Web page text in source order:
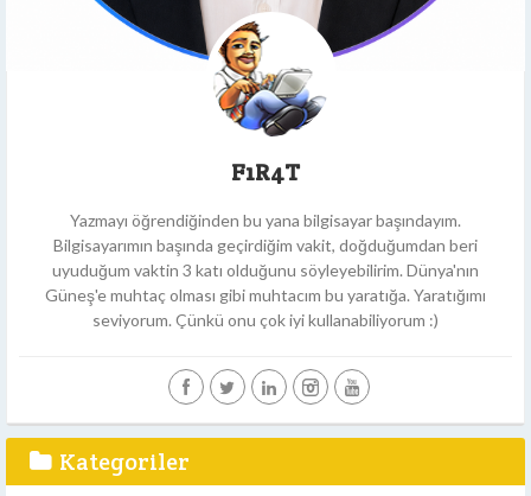
F1R4T
Yazmayı öğrendiğinden bu yana bilgisayar başındayım.
Bilgisayarımın başında geçirdiğim vakit, doğduğumdan beri
uyuduğum vaktin 3 katı olduğunu söyleyebilirim. Dünya'nın
Güneş'e muhtaç olması gibi muhtacım bu yaratığa. Yaratığımı
seviyorum. Çünkü onu çok iyi kullanabiliyorum :)
Kategoriler